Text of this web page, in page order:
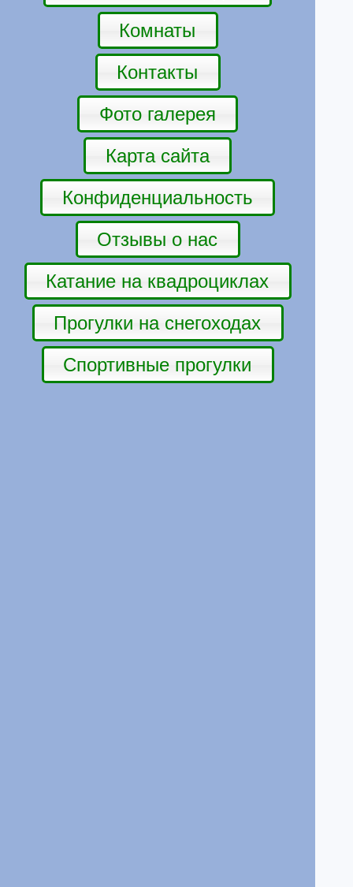
Комнаты
Контакты
Фото галерея
Карта сайта
Конфиденциальность
Отзывы о нас
Катание на квадроциклах
Прогулки на снегоходах
Спортивные прогулки